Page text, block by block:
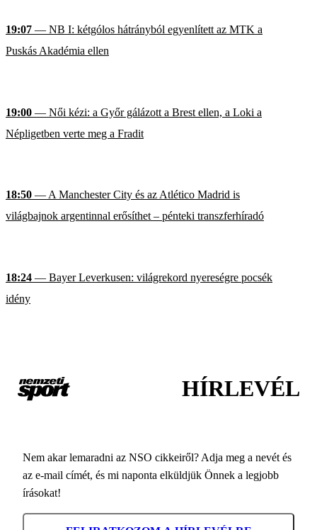
19:07 — NB I: kétgólos hátrányból egyenlített az MTK a
Puskás Akadémia ellen
19:00 — Női kézi: a Győr gálázott a Brest ellen, a Loki a
Népligetben verte meg a Fradit
18:50 — A Manchester City és az Atlético Madrid is
világbajnok argentinnal erősíthet – pénteki transzferhíradó
18:24 — Bayer Leverkusen: világrekord nyereségre pocsék
idény
HÍRLEVÉL
Nem akar lemaradni az NSO cikkeiről? Adja meg a nevét és
az e-mail címét, és mi naponta elküldjük Önnek a legjobb
írásokat!